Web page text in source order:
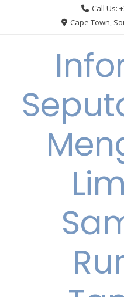
Call Us:
Cape Town,